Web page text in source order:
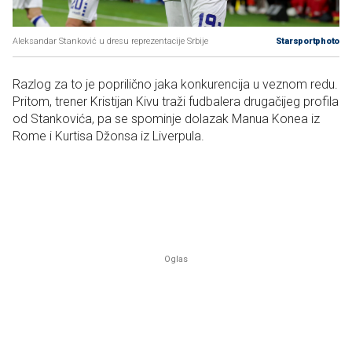
Aleksandar Stanković u dresu reprezentacije Srbije Starsportphoto
Razlog za to je poprilično jaka konkurencija u veznom redu.
Pritom, trener Kristijan Kivu traži fudbalera drugačijeg profila
od Stankovića, pa se spominje dolazak Manua Konea iz
Rome i Kurtisa Džonsa iz Liverpula.